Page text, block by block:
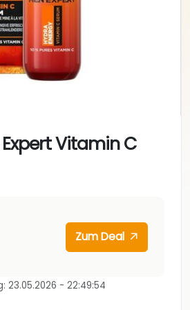
Expert Vitamin C
Zum Deal
23.05.2026 - 22:49:54